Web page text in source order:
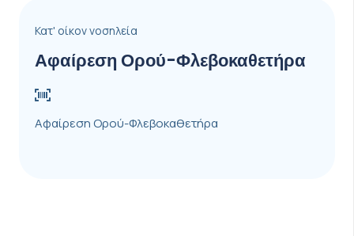
Κατ' οίκον νοσηλεία
Αφαίρεση Ορού-Φλεβοκαθετήρα
Αφαίρεση Ορού-Φλεβοκαθετήρα